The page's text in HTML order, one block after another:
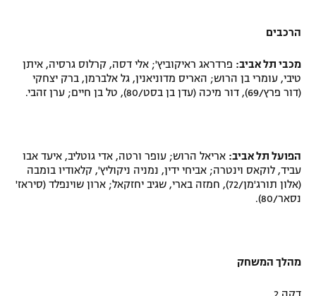
הרכבים
מכבי תל אביב: פרדראג ראיקוביץ'; אלי דסה, קרלוס גרסיה, איתן
טיבי, עומרי בן הרוש; האריס מדוניאנין, גל אלברמן, ברק יצחקי
(דור פרץ/69), דור מיכה (עדן בן בסט/80), טל בן חיים; ערן זהבי.
הפועל תל אביב: אריאל הרוש; עופר ורטה, אדי גוטליב, איעד אבו
עביד, לוקאס וינטרה; אביחי ידין, נמניה ניקוליץ', קלאודיו בומבה
(אלון תורג'מן/72), חמזה בארי, שגיב יחזקאל; ארון שוינפלד (סיראז'
נסאר/80).
מהלך המשחק